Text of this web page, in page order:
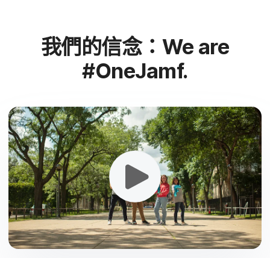
我們​的​信念： We are
#OneJamf.